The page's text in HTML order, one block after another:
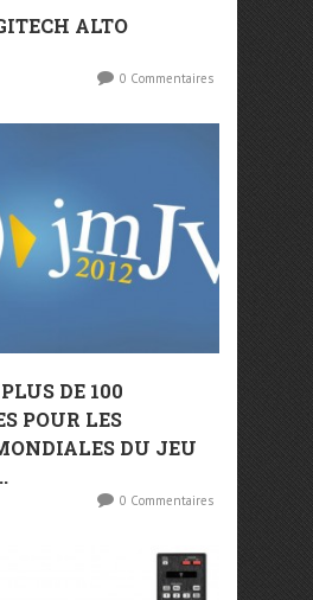
ALTO
0 Commentaires
DE 100
POUR LES
DU JEU
0 Commentaires